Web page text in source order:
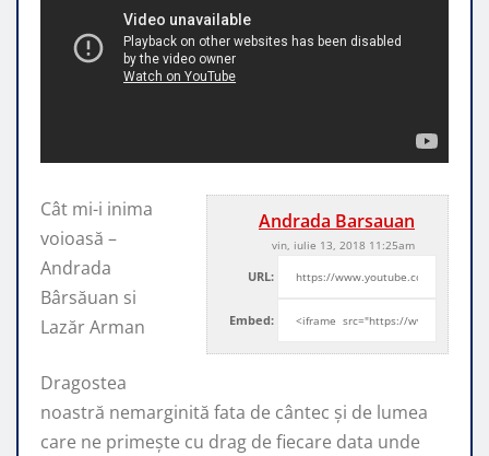
Andrada Barsauan
vin, iulie 13, 2018 11:25am
URL:
Embed:
Cât mi-i inima
voioasă –
Andrada
Bârsăuan si
Lazăr Arman
Dragostea
noastră nemarginită fata de cântec și de lumea
care ne primește cu drag de fiecare data unde